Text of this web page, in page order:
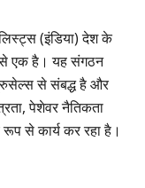
(इंडिया) देश के
से एक है। यह संगठन
से संबद्ध है और
पेशेवर नैतिकता
से कार्य कर रहा है।